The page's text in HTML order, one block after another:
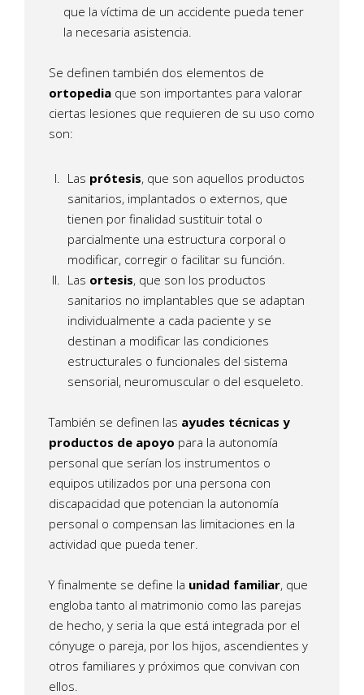
que la víctima de un accidente pueda tener
la necesaria asistencia.
Se definen también dos elementos de
ortopedia que son importantes para valorar
ciertas lesiones que requieren de su uso como
son:
Las prótesis, que son aquellos productos
sanitarios, implantados o externos, que
tienen por finalidad sustituir total o
parcialmente una estructura corporal o
modificar, corregir o facilitar su función.
Las ortesis, que son los productos
sanitarios no implantables que se adaptan
individualmente a cada paciente y se
destinan a modificar las condiciones
estructurales o funcionales del sistema
sensorial, neuromuscular o del esqueleto.
También se definen las ayudes técnicas y
productos de apoyo para la autonomía
personal que serían los instrumentos o
equipos utilizados por una persona con
discapacidad que potencian la autonomía
personal o compensan las limitaciones en la
actividad que pueda tener.
Y finalmente se define la unidad familiar, que
engloba tanto al matrimonio como las parejas
de hecho, y seria la que está integrada por el
cónyuge o pareja, por los hijos, ascendientes y
otros familiares y próximos que convivan con
ellos.